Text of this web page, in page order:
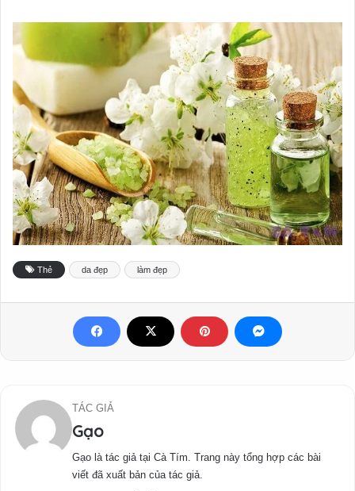
Thẻ da đẹp làm đẹp
TÁC GIẢ
Gạo
Gạo là tác giả tại Cà Tím. Trang này tổng hợp các bài
viết đã xuất bản của tác giả.